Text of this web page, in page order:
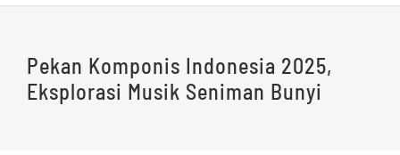
Pekan Komponis Indonesia 2025,
Eksplorasi Musik Seniman Bunyi